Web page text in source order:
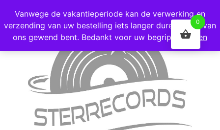
Voor 16:00 besteld = vandaag verzonden!
Vanwege de vakantieperiode kan de verwerking en
verzending van uw bestelling iets langer duren dan u van
ons gewend bent. Bedankt voor uw begrip!
Negeren
0